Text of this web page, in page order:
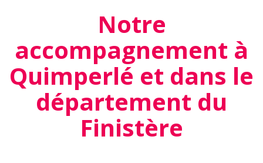
Notre
accompagnement à
Quimperlé et dans le
département du
Finistère